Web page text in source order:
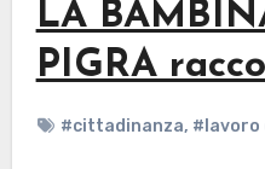
LA
PIGRA
#cittadinanza, #lavoro